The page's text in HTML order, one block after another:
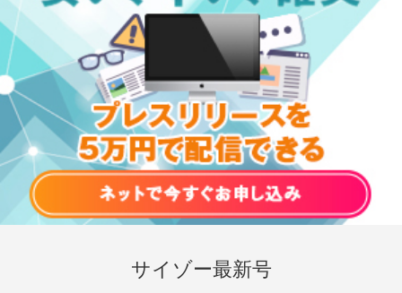
サイゾー最新号